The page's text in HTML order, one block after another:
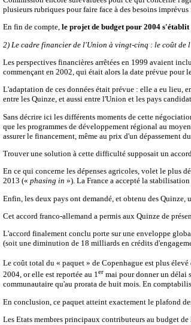
plusieurs rubriques pour faire face à des besoins
En fin de compte, le projet de budget pour 2004
2) Le cadre financier de l'Union à vingt-cinq : le coût de
Les perspectives financières arrêtées en 1999 avaient
commençant en 2002, qui était alors la date prévue pour
L'adaptation de ces données était prévue : elle a eu lieu,
entre les Quinze, et aussi entre l'Union et les pays
Sans décrire ici les différents moments de cette
que les programmes de développement régional au
assurer le financement, même au prix d'un dépassement
Trouver une solution à cette difficulté supposait un
En ce qui concerne les dépenses agricoles, volet le plus
2013 (« phasing in »). La France a accepté la
Enfin, les deux pays ont demandé, et obtenu des
Cet accord franco-allemand a permis aux Quinze de
L'accord finalement conclu porte sur une enveloppe
(soit une diminution de 18 milliards en crédits
Le coût total du « paquet » de Copenhague est plus
2004, or elle est reportée au 1er mai pour donner un délai
communautaire qu'au prorata de huit mois. En
En conclusion, ce paquet atteint exactement le plafond
Les Etats membres principaux contributeurs au budget